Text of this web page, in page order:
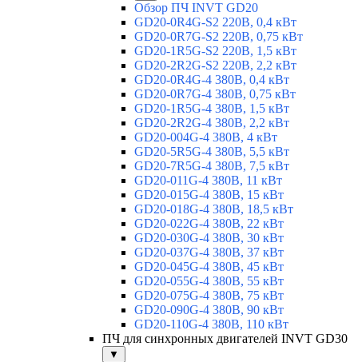
Обзор ПЧ INVT GD20
GD20-0R4G-S2 220В, 0,4 кВт
GD20-0R7G-S2 220В, 0,75 кВт
GD20-1R5G-S2 220В, 1,5 кВт
GD20-2R2G-S2 220В, 2,2 кВт
GD20-0R4G-4 380В, 0,4 кВт
GD20-0R7G-4 380В, 0,75 кВт
GD20-1R5G-4 380В, 1,5 кВт
GD20-2R2G-4 380В, 2,2 кВт
GD20-004G-4 380В, 4 кВт
GD20-5R5G-4 380В, 5,5 кВт
GD20-7R5G-4 380В, 7,5 кВт
GD20-011G-4 380В, 11 кВт
GD20-015G-4 380В, 15 кВт
GD20-018G-4 380В, 18,5 кВт
GD20-022G-4 380В, 22 кВт
GD20-030G-4 380В, 30 кВт
GD20-037G-4 380В, 37 кВт
GD20-045G-4 380В, 45 кВт
GD20-055G-4 380В, 55 кВт
GD20-075G-4 380В, 75 кВт
GD20-090G-4 380В, 90 кВт
GD20-110G-4 380В, 110 кВт
ПЧ для синхронных двигателей INVT GD30
▼